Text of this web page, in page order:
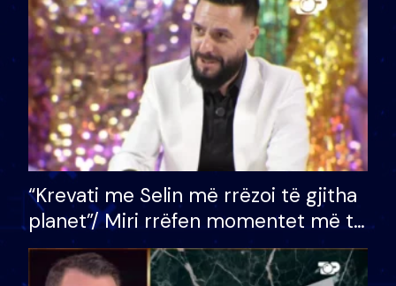
“Krevati me Selin më rrëzoi të gjitha
planet”/ Miri rrëfen momentet më të
bukura në shtëpinë e BB VIP: Do më
mungojë zilja e mëngjesit kur…